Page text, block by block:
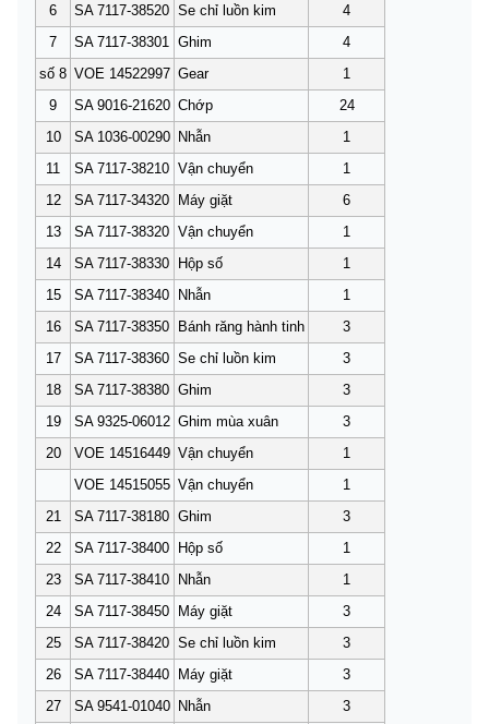
6 SA 7117-38520 Se chỉ luồn kim
4
7
SA 7117-38301 Ghim
4
số 8 VOE 14522997 Gear
1
9
SA 9016-21620 Chớp
24
10
SA 1036-00290 Nhẫn
1
11
SA 7117-38210 Vận chuyển
1
12
SA 7117-34320 Máy giặt
6
13
SA 7117-38320 Vận chuyển
1
14
SA 7117-38330 Hộp số
1
15
SA 7117-38340 Nhẫn
1
16
SA 7117-38350 Bánh răng hành tinh
3
17
SA 7117-38360 Se chỉ luồn kim
3
18
SA 7117-38380 Ghim
3
19
SA 9325-06012 Ghim mùa xuân
3
20
VOE 14516449 Vận chuyển
1
VOE 14515055 Vận chuyển
1
21
SA 7117-38180 Ghim
3
22
SA 7117-38400 Hộp số
1
23
SA 7117-38410 Nhẫn
1
24
SA 7117-38450 Máy giặt
3
25
SA 7117-38420 Se chỉ luồn kim
3
26
SA 7117-38440 Máy giặt
3
27
SA 9541-01040 Nhẫn
3